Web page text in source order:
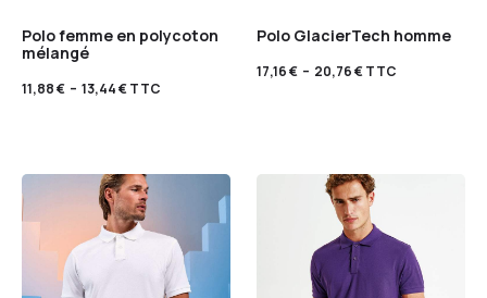
Polo femme en polycoton
mélangé
11,88€ – 13,44€TTC
Polo GlacierTech homme
17,16€ – 20,76€TTC